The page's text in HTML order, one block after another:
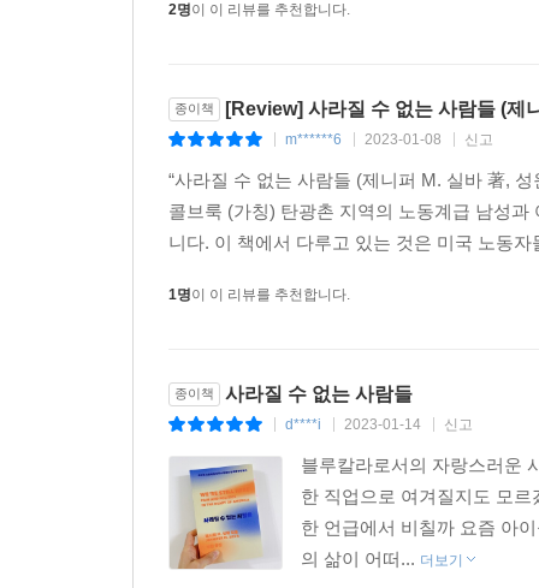
2명이 이 리뷰를 추천합니다.
종이책 [Review] 사라질 수 없는 사람들 (제
m******6 2023-01-08 신고
“사라질 수 없는 사람들 (제니퍼 M. 실바 著,
콜브룩 (가칭) 탄광촌 지역의 노동계급 남성
니다. 이 책에서 다루고 있는 것은 미국 노동
1명이 이 리뷰를 추천합니다.
종이책 사라질 수 없는 사람들
d****i 2023-01-14 신고
블루칼라로서의 자랑스러운
한 직업으로 여겨질지도 모
한 언급에서 비칠까 요즘 아
의 삶이 어떠... 더보기